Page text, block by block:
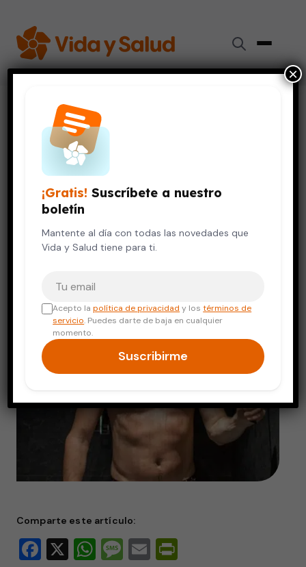
Vida Saludable
VIDA SALUDABLE
Los beneficios de darte un
baño frío
Comparte este artículo:
Facebook
X WhatsApp
Message
Email
¡Gratis! Suscríbete a nuestro
boletín
Mantente al día con todas las novedades que
Vida y Salud tiene para ti.
Acepto lapolítica de privacidad y lostérminos de
servicio. Puedes darte de baja en cualquier
momento.
Suscribirme
×